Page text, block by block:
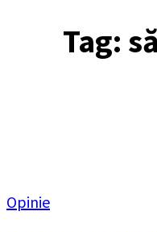
Tag:
Opinie